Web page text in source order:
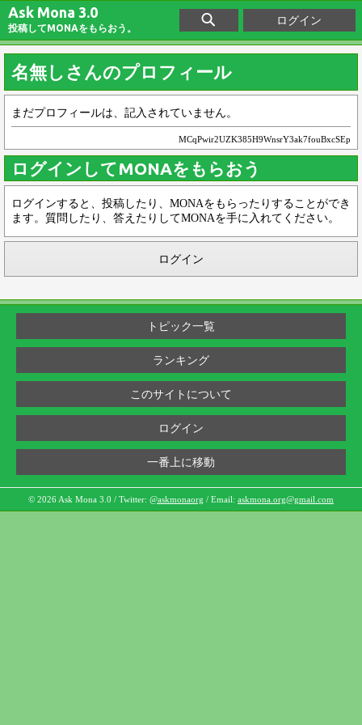
Ask Mona 3.0
投稿してMONAをもらおう。
ログイン
名無しさんのプロフィール
まだプロフィールは、記入されていません。
MCqPwir2UZK385H9WnsrY3ak7fouBxcSEp
ログインしてMONAをもらおう
ログインすると、投稿したり、MONAをもらったりすることができ
ます。質問したり、答えたりしてMONAを手に入れてください。
ログイン
トピック一覧
ランキング
このサイトについて
ログイン
一番上に移動
© 2026 Ask Mona 3.0 / Twitter: @askmonaorg / Email: askmona.org@gmail.com